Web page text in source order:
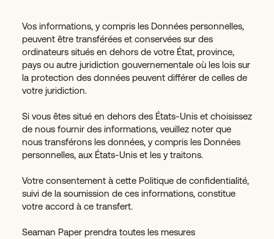
Vos informations, y compris les Données personnelles,
peuvent être transférées et conservées sur des
ordinateurs situés en dehors de votre État, province,
pays ou autre juridiction gouvernementale où les lois sur
la protection des données peuvent différer de celles de
votre juridiction.
Si vous êtes situé en dehors des États-Unis et choisissez
de nous fournir des informations, veuillez noter que
nous transférons les données, y compris les Données
personnelles, aux États-Unis et les y traitons.
Votre consentement à cette Politique de confidentialité,
suivi de la soumission de ces informations, constitue
votre accord à ce transfert.
Seaman Paper prendra toutes les mesures